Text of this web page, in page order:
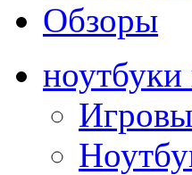
Обзоры
ноутбуки